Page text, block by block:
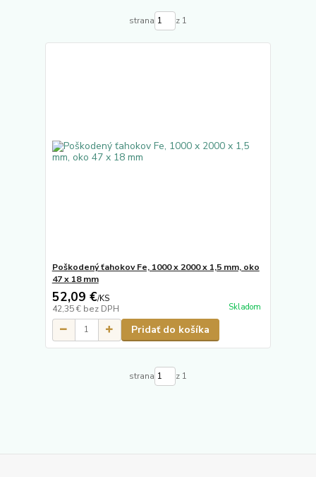
strana z 1
Poškodený ťahokov Fe, 1000 x 2000 x 1,5 mm, oko
47 x 18 mm
52,09 €/KS
42,35 € bez DPH Skladom
Pridať do košíka
strana z 1